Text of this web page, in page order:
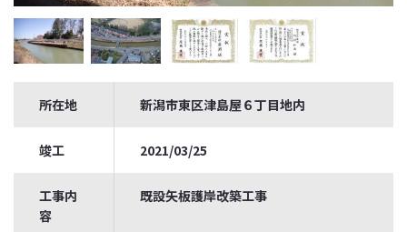
所在地 新潟市東区津島屋６丁目地内
竣工 2021/03/25
工事内
容
既設矢板護岸改築工事